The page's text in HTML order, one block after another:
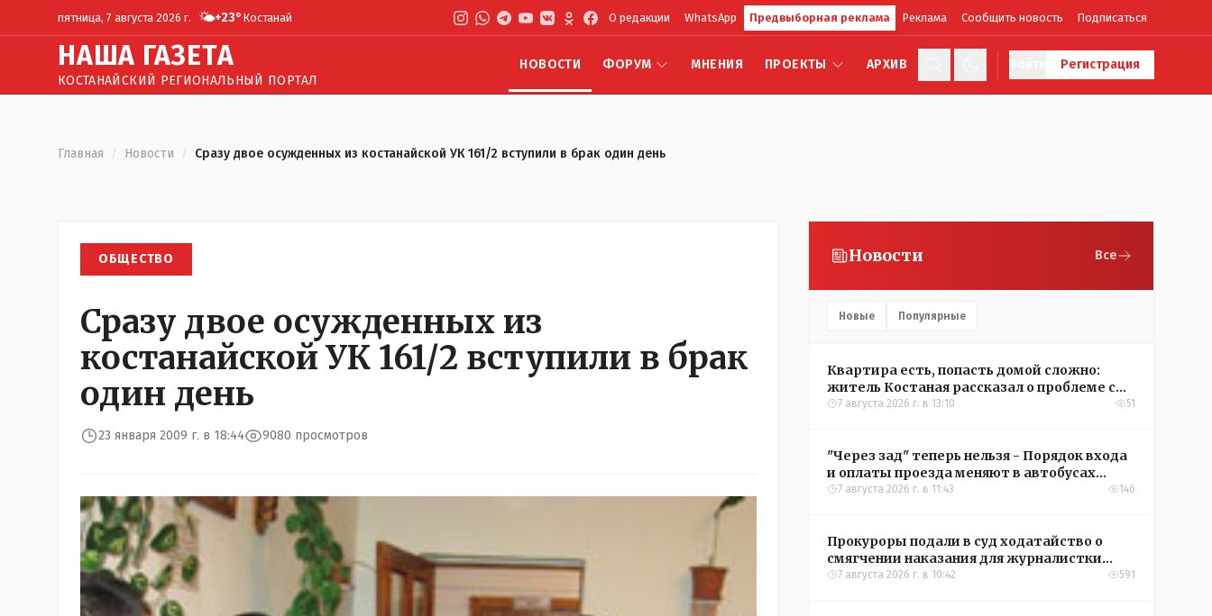
пятница, 7 августа 2026 г. 🌤️+23° Костанай О редакции WhatsApp Предвыборная реклама Реклама Сообщить новость Подписаться
НАША ГАЗЕТА
КОСТАНАЙСКИЙ РЕГИОНАЛЬНЫЙ ПОРТАЛ
НОВОСТИ ФОРУМ МНЕНИЯ ПРОЕКТЫ АРХИВ Регистрация
Главная / Новости / Сразу двое осужденных из костанайской УК 161/2 вступили в брак один день
ОБЩЕСТВО
Сразу двое осужденных из
костанайской УК 161/2 вступили в брак
один день
23 января 2009 г. в 18:44 9080 просмотров
Новости Все
Новые Популярные
Квартира есть, попасть домой сложно:
житель Костаная рассказал о проблеме с
подъездом
7 августа 2026 г. в 13:10 51
"Через зад" теперь нельзя - Порядок входа
и оплаты проезда меняют в автобусах
Рудного
7 августа 2026 г. в 11:43 146
Прокуроры подали в суд ходатайство о
смягчении наказания для журналистки
Александры Алёховой
7 августа 2026 г. в 10:42 591